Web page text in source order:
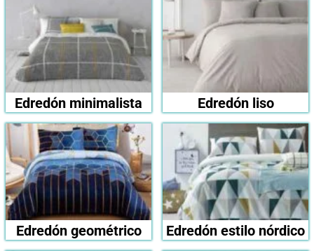
Edredón minimalista Edredón liso
Edredón geométrico Edredón estilo nórdico